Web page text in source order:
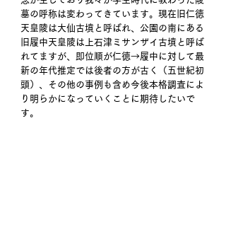
墓の呼称は変わってきています。現在旧仁徳
天皇陵は大仙古墳と呼ばれ、公園の南にある
旧履中天皇陵は上石津ミサンザイ古墳と呼ば
れてますが、即位順が仁徳→履中に対して最
新の年代推定では後者の方が古く（五世紀初
頭）、その他の事例も含め今後本格調査によ
り明らかになっていくことに期待したいで
す。